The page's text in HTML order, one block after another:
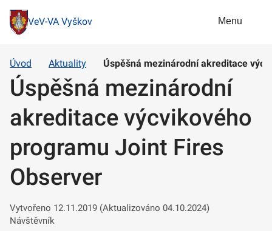
VeV-VA Vyškov Menu
Úvod Aktuality Úspěšná mezinárodní akreditace
Úspěšná mezinárodní
akreditace výcvikového
programu Joint Fires
Observer
Vytvořeno 12.11.2019 (Aktualizováno 04.10.2024)
Návštěvník